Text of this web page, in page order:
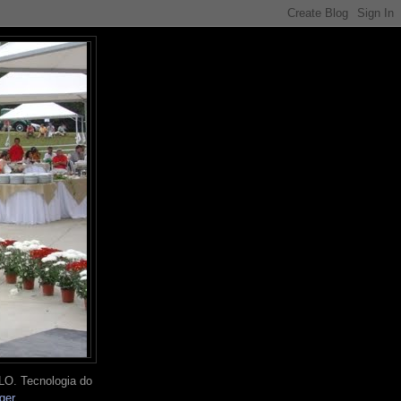
Tecnologia do
.